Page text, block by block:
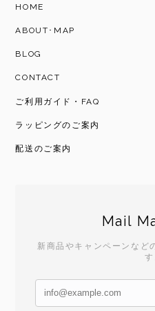
HOME
ABOUT･MAP
BLOG
CONTACT
ご利用ガイド・FAQ
ラッピングのご案内
配送のご案内
Mail
新商品やキャンペーンなど
す